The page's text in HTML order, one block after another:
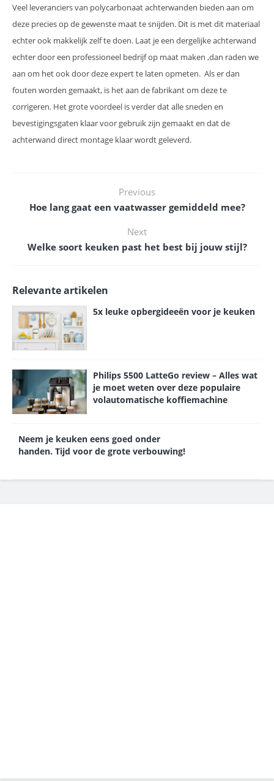
Veel leveranciers van polycarbonaat achterwanden bieden aan om
deze precies op de gewenste maat te snijden. Dit is met dit materiaal
echter ook makkelijk zelf te doen. Laat je een dergelijke achterwand
echter door een professioneel bedrijf op maat maken ,dan raden we
aan om het ook door deze expert te laten opmeten. Als er dan
fouten worden gemaakt, is het aan de fabrikant om deze te
corrigeren. Het grote voordeel is verder dat alle sneden en
bevestigingsgaten klaar voor gebruik zijn gemaakt en dat de
achterwand direct montage klaar wordt geleverd.
Previous
Hoe lang gaat een vaatwasser gemiddeld mee?
Next
Welke soort keuken past het best bij jouw stijl?
Relevante artikelen
5x leuke opbergideeën voor je keuken
Philips 5500 LatteGo review – Alles wat
je moet weten over deze populaire
volautomatische koffiemachine
Neem je keuken eens goed onder
handen. Tijd voor de grote verbouwing!